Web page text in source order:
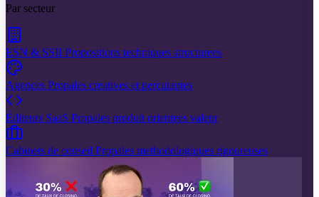
Par secteur
ESN & SSII Propositions techniques structurees
Agences Propales creatives et percutantes
Éditeurs SaaS Propales produit orientees valeur
Cabinets de conseil Propales methodologiques rigoureuses